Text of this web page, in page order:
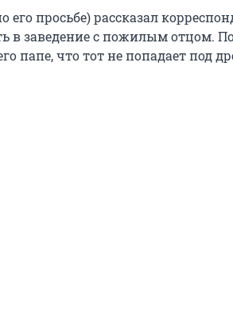
просьбе) рассказал
в заведение с пожилым отцом.
папе, что тот не попадает под